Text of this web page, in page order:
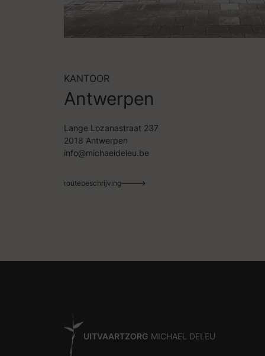
KANTOOR
Antwerpen
Lange Lozanastraat 237
2018 Antwerpen
info@michaeldeleu.be
routebeschrijving
UITVAARTZORG MICHAEL DELEU